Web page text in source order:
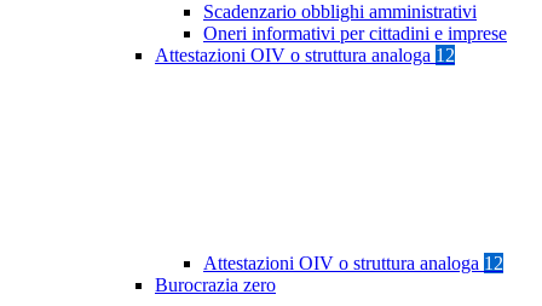
Scadenzario obblighi amministrativi
Oneri informativi per cittadini e imprese
Attestazioni OIV o struttura analoga 12
Attestazioni OIV o struttura analoga 12
Burocrazia zero